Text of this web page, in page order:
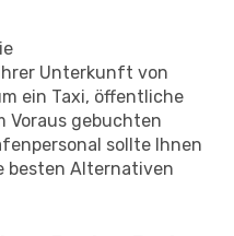
Unterkunft von
ein Taxi, öffentliche
Voraus gebuchten
sollte Ihnen
besten Alternativen